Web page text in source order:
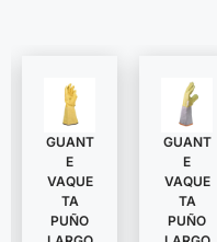
GUANT
E
VAQUE
TA
PUÑO
GUANT
E
VAQUE
TA
PUÑO